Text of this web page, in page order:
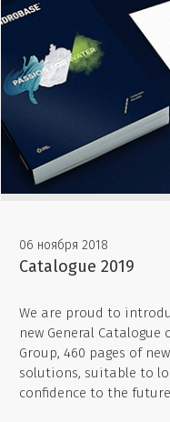
06 ноября 2018
Catalogue 2019
We are proud to
new General Catalogue
Group, 460 pages of
solutions, suitable to
confidence to the